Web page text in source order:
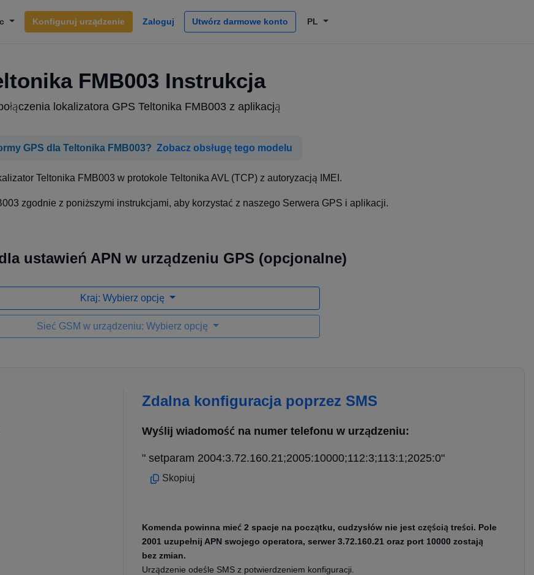
Konfiguruj urządzenie Zaloguj Utwórz darmowe konto PL
FMB003 Instrukcja
lokalizatora GPS Teltonika FMB003 z aplikacją
GPS dla Teltonika FMB003? Zobacz obsługę tego modelu
Teltonika FMB003 w protokole Teltonika AVL (TCP) z autoryzacją IMEI.
zgodnie z poniższymi instrukcjami, aby korzystać z naszego Serwera GPS i aplikacji.
ustawień APN w urządzeniu GPS (opcjonalne)
Kraj: Wybierz opcję
Sieć GSM w urządzeniu: Wybierz opcję
Zdalna konfiguracja poprzez SMS
Wyślij wiadomość na numer telefonu w urządzeniu:
" setparam 2004:3.72.160.21;2005:10000;112:3;113:1;2025:0"
Skopiuj
Komenda powinna mieć 2 spacje na początku, cudzysłów nie jest częścią treści. Pole
2001 uzupełnij APN swojego operatora, serwer 3.72.160.21 oraz port 10000 zostają
bez zmian.
Urządzenie odeśle SMS z potwierdzeniem konfiguracji.